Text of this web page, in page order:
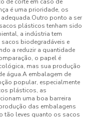
é uma prioridade, os
ponto a ser
plásticos tenham sido
a indústria tem
biodegradáveis e
a reduzir a quantidade
o papel é
mas sua produção
água.A embalagem de
popular, especialmente
plásticos, as
uma boa barreira
das embalagens
tão leves quanto os sacos